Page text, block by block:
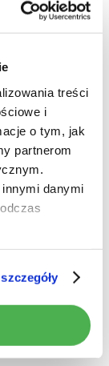
treści
i
o tym, jak
partnerom
danymi
Oferujemy
modele
i
GPS.
można
moduł
o